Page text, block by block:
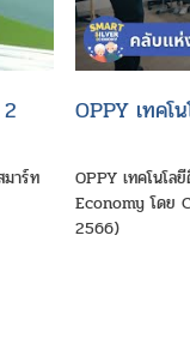
าร์ท
OPPY เทคโ
OPPY เทคโนโ
Economy โดย
2566)